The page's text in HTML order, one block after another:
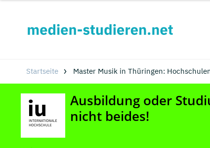
Startseite Master Musik in Thüringen: